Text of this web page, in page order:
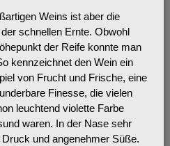
Weins ist aber die
schnellen Ernte. Obwohl
der Reife konnte man
kennzeichnet den Wein ein
von Frucht und Frische, eine
Finesse, die vielen
leuchtend violette Farbe
waren. In der Nase sehr
und angenehmer Süße.